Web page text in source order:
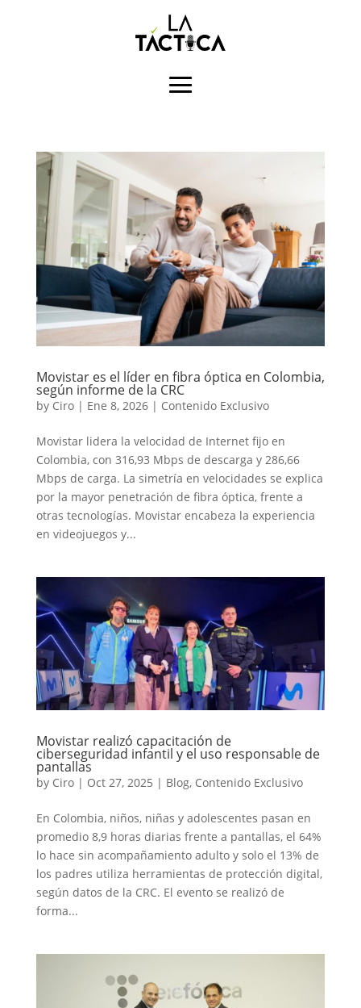
Movistar es el líder en fibra óptica en Colombia,
según informe de la CRC
by Ciro| Ene 8, 2026| Contenido Exclusivo
Movistar lidera la velocidad de Internet fijo en
Colombia, con 316,93 Mbps de descarga y 286,66
Mbps de carga. La simetría en velocidades se explica
por la mayor penetración de fibra óptica, frente a
otras tecnologías. Movistar encabeza la experiencia
en videojuegos y...
Movistar realizó capacitación de
ciberseguridad infantil y el uso responsable de
pantallas
by Ciro| Oct 27, 2025 | Blog, Contenido Exclusivo
En Colombia, niños, niñas y adolescentes pasan en
promedio 8,9 horas diarias frente a pantallas, el 64%
lo hace sin acompañamiento adulto y solo el 13% de
los padres utiliza herramientas de protección digital,
según datos de la CRC. El evento se realizó de
forma...